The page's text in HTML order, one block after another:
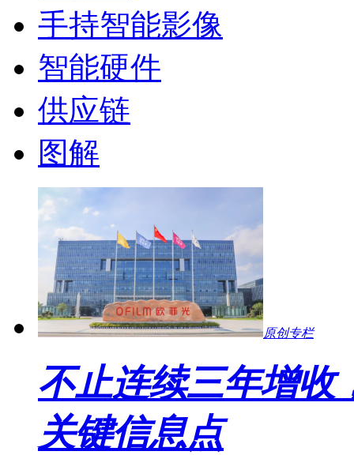
手持智能影像
智能硬件
供应链
图解
原创专栏
不止连续三年增收
关键信息点